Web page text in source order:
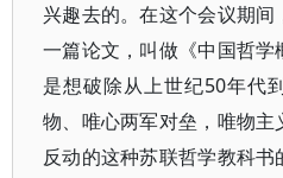
兴趣去的。在这个会议期
一篇论文，叫做《中国哲
是想破除从上世纪50年代
物、唯心两军对垒，唯物
反动的这种苏联哲学教科